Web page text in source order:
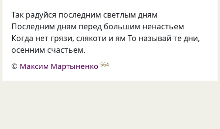
Так радуйся последним светлым дням
Последним дням перед большим ненастьем
Когда нет грязи, слякоти и ям То называй те дни,
осенним счастьем.
© Максим Мартыненко 564